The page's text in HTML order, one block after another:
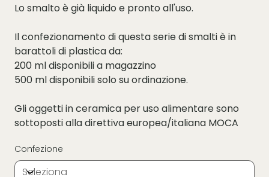
Lo smalto è già liquido e pronto all'uso.
Il confezionamento di questa serie di smalti è in
barattoli di plastica da:
200 ml disponibili a magazzino
500 ml disponibili solo su ordinazione.
Gli oggetti in ceramica per uso alimentare sono
sottoposti alla direttiva europea/italiana MOCA
Confezione